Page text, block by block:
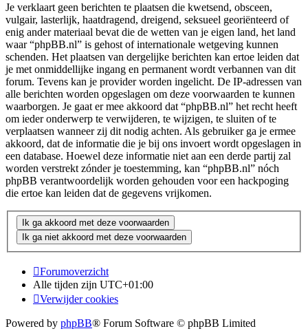
Je verklaart geen berichten te plaatsen die kwetsend, obsceen,
vulgair, lasterlijk, haatdragend, dreigend, seksueel georiënteerd of
enig ander materiaal bevat die de wetten van je eigen land, het land
waar “phpBB.nl” is gehost of internationale wetgeving kunnen
schenden. Het plaatsen van dergelijke berichten kan ertoe leiden dat
je met onmiddellijke ingang en permanent wordt verbannen van dit
forum. Tevens kan je provider worden ingelicht. De IP-adressen van
alle berichten worden opgeslagen om deze voorwaarden te kunnen
waarborgen. Je gaat er mee akkoord dat “phpBB.nl” het recht heeft
om ieder onderwerp te verwijderen, te wijzigen, te sluiten of te
verplaatsen wanneer zij dit nodig achten. Als gebruiker ga je ermee
akkoord, dat de informatie die je bij ons invoert wordt opgeslagen in
een database. Hoewel deze informatie niet aan een derde partij zal
worden verstrekt zónder je toestemming, kan “phpBB.nl” nóch
phpBB verantwoordelijk worden gehouden voor een hackpoging
die ertoe kan leiden dat de gegevens vrijkomen.
Forumoverzicht
Alle tijden zijn UTC+01:00
Verwijder cookies
Powered by phpBB® Forum Software © phpBB Limited